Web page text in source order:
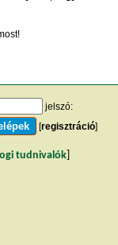
jelszó:
[regisztráció]
tudnivalók